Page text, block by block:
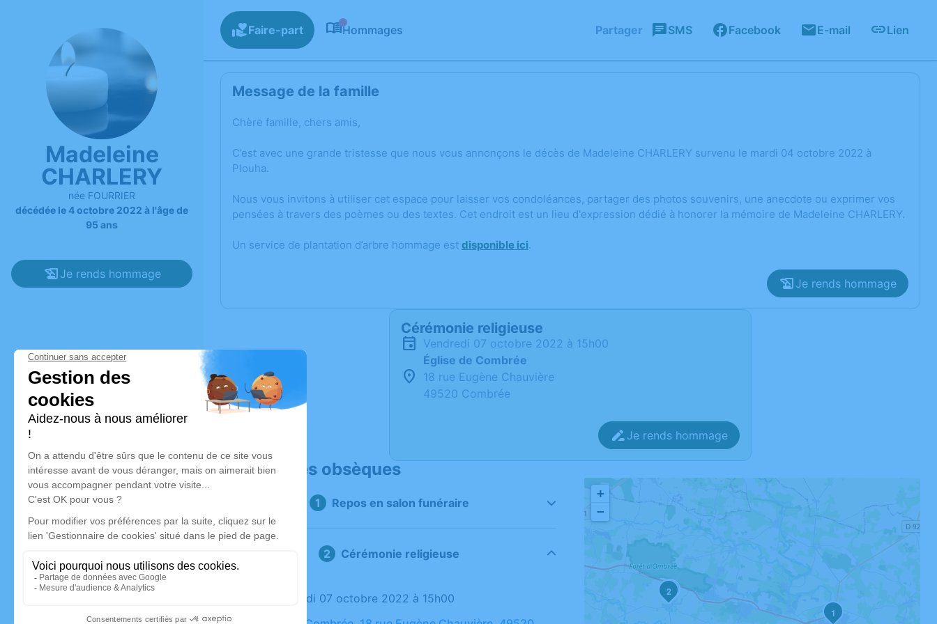
Madeleine
CHARLERY
née FOURRIER
décédée le 4 octobre 2022 à l'âge de
95 ans
Je rends hommage
Faire-part Hommages Partager SMS Facebook E-mail Lien
Message de la famille
Chère famille, chers amis,
C’est avec une grande tristesse que nous vous annonçons le décès de Madeleine CHARLERY survenu le mardi 04 octobre 2022 à
Plouha.
Nous vous invitons à utiliser cet espace pour laisser vos condoléances, partager des photos souvenirs, une anecdote ou exprimer vos
pensées à travers des poèmes ou des textes. Cet endroit est un lieu d'expression dédié à honorer la mémoire de Madeleine CHARLERY.
Un service de plantation d’arbre hommage est disponible ici.
Je rends hommage
Cérémonie religieuse
vendredi 07 octobre 2022 à 15h00
Église de Combrée
18 rue Eugène Chauvière
49520 Combrée
Je rends hommage
Déroulé des obsèques
Repos en salon funéraire
Cérémonie religieuse
Le vendredi 07 octobre 2022 à 15h00
1
2
3
+
−